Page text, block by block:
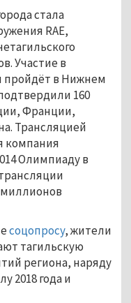
стала
RAE,
Участие в
пройдёт в Нижнем
160
Франции,
Трансляцией
компания
Олимпиаду в
соцопросу, жители
тагильскую
региона, наряду
2018 года и